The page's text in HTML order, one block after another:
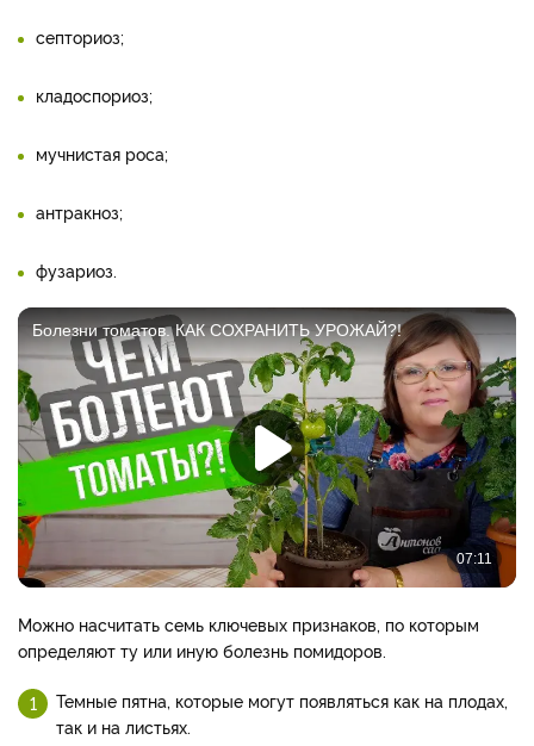
септориоз;
кладоспориоз;
мучнистая роса;
антракноз;
фузариоз.
Можно насчитать семь ключевых признаков, по которым
определяют ту или иную болезнь помидоров.
Темные пятна, которые могут появляться как на плодах,
так и на листьях.